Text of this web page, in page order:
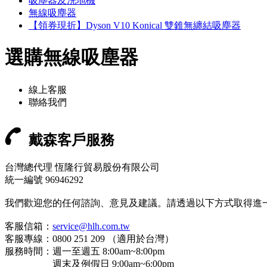
無線吸塵器
【領券現折】Dyson V10 Konical 雙錐無纏結吸塵器
選購無線吸塵器
線上客服
聯絡我們
戴森客戶服務
台灣總代理 恆隆行貿易股份有限公司
統一編號 96946292
我們歡迎您的任何諮詢、意見及建議。請透過以下方式取得進
客服信箱： service@hlh.com.tw
客服專線：0800 251 209 （適用於台灣）
服務時間：週一至週五 8:00am~8:00pm
週末及例假日 9:00am~6:00pm